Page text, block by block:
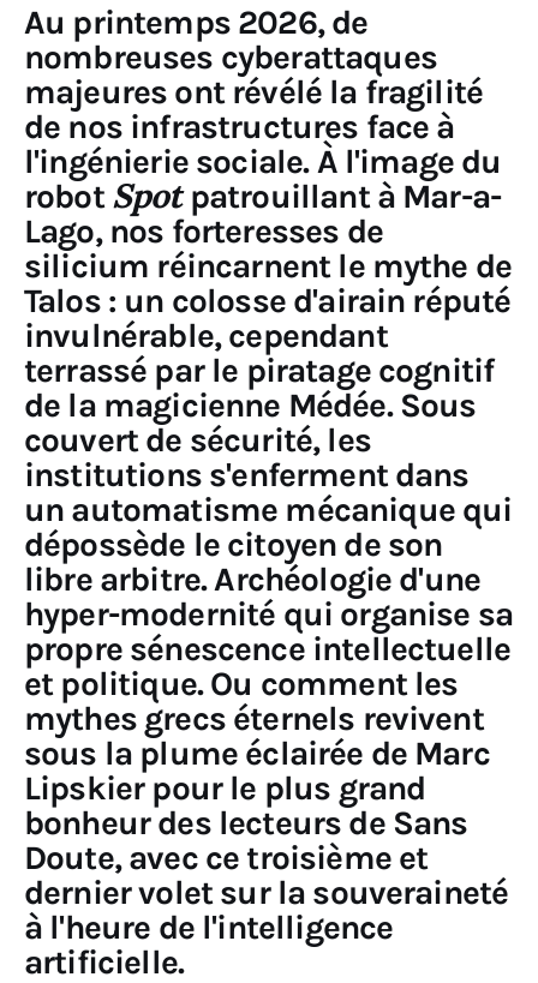
Humour
Au printemps 2026, de
nombreuses cyberattaques
majeures ont révélé la fragilité
de nos infrastructures face à
l'ingénierie sociale. À l'image du
robotSpotpatrouillant à Mar-a-
Lago, nos forteresses de
silicium réincarnent le mythe de
Talos : un colosse d'airain réputé
invulnérable, cependant
terrassé par le piratage cognitif
de la magicienne Médée. Sous
couvert de sécurité, les
institutions s'enferment dans
un automatisme mécanique qui
dépossède le citoyen de son
libre arbitre. Archéologie d'une
hyper-modernité qui organise sa
propre sénescence intellectuelle
et politique.Ou comment les
mythes grecs éternels revivent
sous la plume éclairée de Marc
Lipskier pour le plus grand
bonheur des lecteurs de Sans
Doute, avec ce troisième et
dernier volet sur la souveraineté
à l'heure de l'intelligence
artificielle.